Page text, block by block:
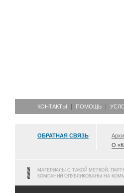
КОНТАКТЫ ПОМОЩЬ
ОБРАТНАЯ СВЯЗЬ
О
МАТЕРИАЛЫ С ТАКОЙ МЕТКОЙ,
КОМПАНИЙ ОПУБЛИКОВАНЫ НА